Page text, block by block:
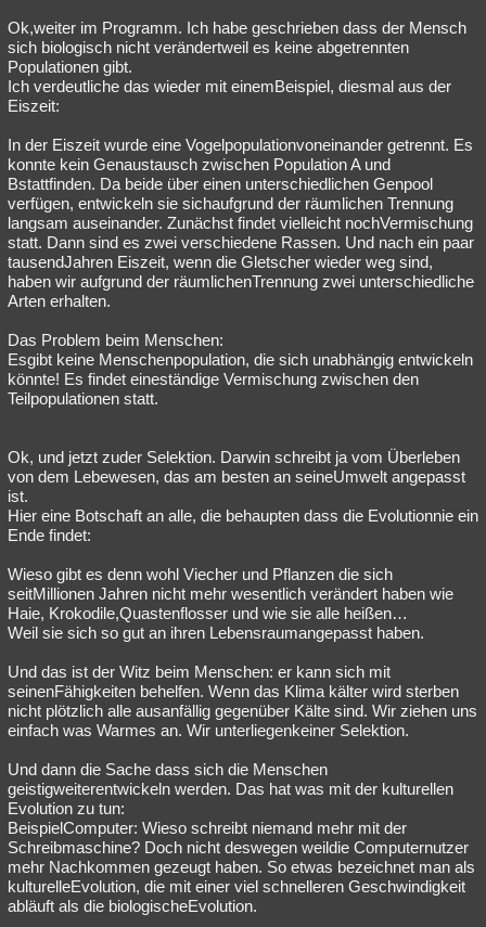
Ok,weiter im Programm. Ich habe geschrieben dass der Mensch
sich biologisch nicht verändertweil es keine abgetrennten
Populationen gibt.
Ich verdeutliche das wieder mit einemBeispiel, diesmal aus der
Eiszeit:
In der Eiszeit wurde eine Vogelpopulationvoneinander getrennt. Es
konnte kein Genaustausch zwischen Population A und
Bstattfinden. Da beide über einen unterschiedlichen Genpool
verfügen, entwickeln sie sichaufgrund der räumlichen Trennung
langsam auseinander. Zunächst findet vielleicht nochVermischung
statt. Dann sind es zwei verschiedene Rassen. Und nach ein paar
tausendJahren Eiszeit, wenn die Gletscher wieder weg sind,
haben wir aufgrund der räumlichenTrennung zwei unterschiedliche
Arten erhalten.
Das Problem beim Menschen:
Esgibt keine Menschenpopulation, die sich unabhängig entwickeln
könnte! Es findet eineständige Vermischung zwischen den
Teilpopulationen statt.
Ok, und jetzt zuder Selektion. Darwin schreibt ja vom Überleben
von dem Lebewesen, das am besten an seineUmwelt angepasst
ist.
Hier eine Botschaft an alle, die behaupten dass die Evolutionnie ein
Ende findet:
Wieso gibt es denn wohl Viecher und Pflanzen die sich
seitMillionen Jahren nicht mehr wesentlich verändert haben wie
Haie, Krokodile,Quastenflosser und wie sie alle heißen…
Weil sie sich so gut an ihren Lebensraumangepasst haben.
Und das ist der Witz beim Menschen: er kann sich mit
seinenFähigkeiten behelfen. Wenn das Klima kälter wird sterben
nicht plötzlich alle ausanfällig gegenüber Kälte sind. Wir ziehen uns
einfach was Warmes an. Wir unterliegenkeiner Selektion.
Und dann die Sache dass sich die Menschen
geistigweiterentwickeln werden. Das hat was mit der kulturellen
Evolution zu tun:
BeispielComputer: Wieso schreibt niemand mehr mit der
Schreibmaschine? Doch nicht deswegen weildie Computernutzer
mehr Nachkommen gezeugt haben. So etwas bezeichnet man als
kulturelleEvolution, die mit einer viel schnelleren Geschwindigkeit
abläuft als die biologischeEvolution.